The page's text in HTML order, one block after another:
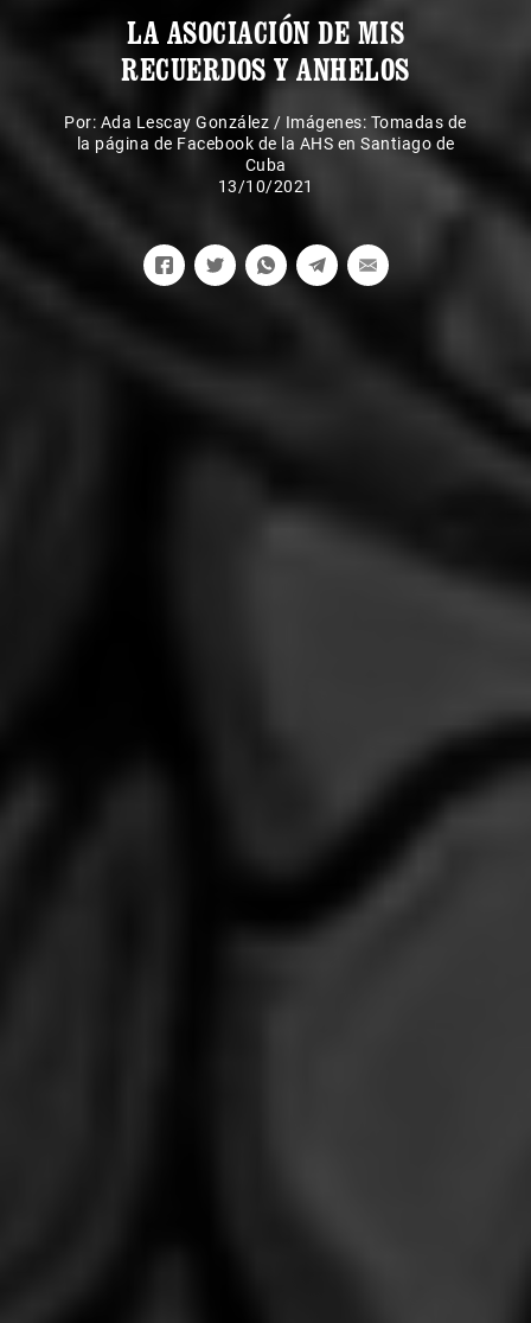
LA ASOCIACIÓN DE MIS
RECUERDOS Y ANHELOS
Por: Ada Lescay González / Imágenes: Tomadas de
la página de Facebook de la AHS en Santiago de
Cuba
13/10/2021